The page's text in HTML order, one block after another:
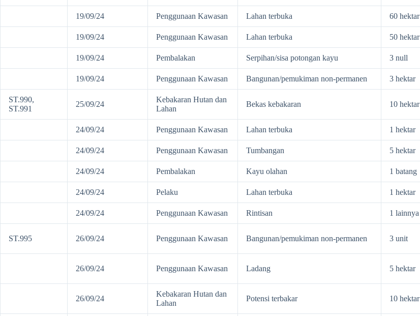
19/09/24 Penggunaan Kawasan Lahan terbuka 60 hektar
19/09/24 Penggunaan Kawasan Lahan terbuka 50 hektar
19/09/24 Pembalakan Serpihan/sisa potongan kayu 3 null
19/09/24 Penggunaan Kawasan Bangunan/pemukiman non-permanen 3 hektar
ST.990,
ST.991
25/09/24
Kebakaran Hutan dan
Lahan
Bekas kebakaran 10 hektar
24/09/24 Penggunaan Kawasan Lahan terbuka 1 hektar
24/09/24 Penggunaan Kawasan Tumbangan 5 hektar
24/09/24 Pembalakan Kayu olahan 1 batang
24/09/24 Pelaku Lahan terbuka 1 hektar
24/09/24 Penggunaan Kawasan Rintisan 1 lainnya
ST.995 26/09/24 Penggunaan Kawasan Bangunan/pemukiman non-permanen 3 unit
26/09/24 Penggunaan Kawasan Ladang 5 hektar
26/09/24
Kebakaran Hutan dan
Lahan
Potensi terbakar 10 hektar